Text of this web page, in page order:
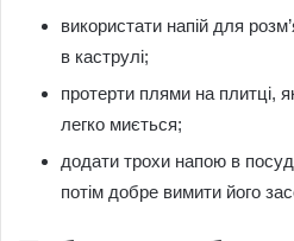
використати напій для
в каструлі;
протерти плями на плитці,
легко миється;
додати трохи напою в
потім добре вимити його